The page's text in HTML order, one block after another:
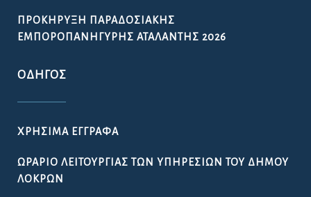
ΠΡΟΚΉΡΥΞΗ ΠΑΡΑΔΟΣΙΑΚΉΣ
ΕΜΠΟΡΟΠΑΝΉΓΥΡΗΣ ΑΤΑΛΆΝΤΗΣ 2026
ΟΔΗΓΌΣ
ΧΡΉΣΙΜΑ ΈΓΓΡΑΦΑ
ΩΡΆΡΙΟ ΛΕΙΤΟΥΡΓΊΑΣ ΤΩΝ ΥΠΗΡΕΣΙΏΝ ΤΟΥ ΔΉΜΟΥ
ΛΟΚΡΏΝ